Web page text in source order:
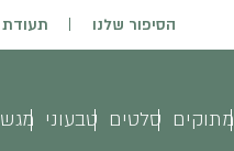
הסיפור שלנו
מתוקים סלטים טבעוני